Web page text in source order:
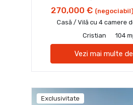
270,000 €
Casă / Vilă cu 4 camere
Cristian
104
Vezi mai multe
Exclusivitate